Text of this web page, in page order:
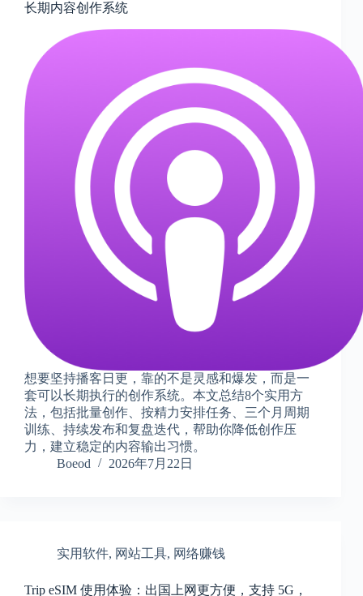
长期内容创作系统
想要坚持播客日更，靠的不是灵感和爆发，而是一
套可以长期执行的创作系统。本文总结8个实用方
法，包括批量创作、按精力安排任务、三个月周期
训练、持续发布和复盘迭代，帮助你降低创作压
力，建立稳定的内容输出习惯。
Boeod
2026年7月22日
实用软件, 网站工具, 网络赚钱
Trip eSIM 使用体验：出国上网更方便，支持 5G，